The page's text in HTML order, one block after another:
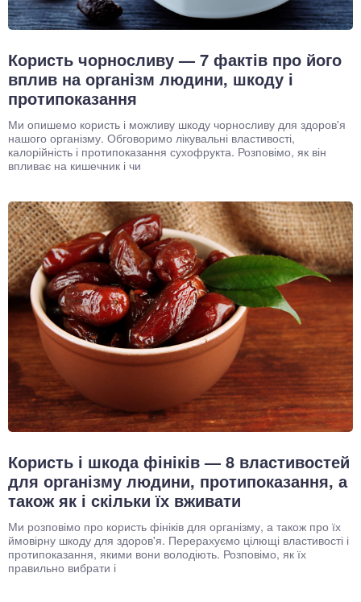
Користь чорносливу — 7 фактів про його
вплив на організм людини, шкоду і
протипоказання
Ми опишемо користь і можливу шкоду чорносливу для здоров'я
нашого організму. Обговоримо лікувальні властивості,
калорійність і протипоказання сухофрукта. Розповімо, як він
впливає на кишечник і чи
Користь і шкода фініків — 8 властивостей
для організму людини, протипоказання, а
також як і скільки їх вживати
Ми розповімо про користь фініків для організму, а також про їх
ймовірну шкоду для здоров'я. Перерахуємо цілющі властивості і
протипоказання, якими вони володіють. Розповімо, як їх
правильно вибрати і